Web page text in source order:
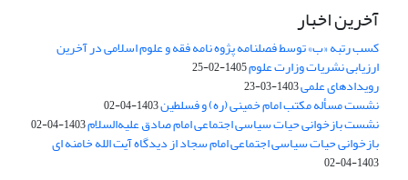
آخرین اخبار
کسب رتبه «ب» توسط فصلنامه پژوه نامه فقه و علوم اسلامی در آخرین
ارزیابی نشریات وزارت علوم1405-02-25
رویدادهای علمی1403-03-23
نشست مسأله مکتب امام خمینی (ره) و فسلطین1403-04-02
نشست بازخوانی حیات سیاسی اجتماعی امام صادق علیه‌السلام1403-04-02
بازخوانی حیات سیاسی اجتماعی امام سجاد از دیدگاه آیت الله خامنه ای
1403-04-02